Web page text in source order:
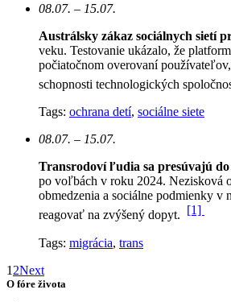
08.07. – 15.07.
Austrálsky zákaz sociálnych sietí
veku. Testovanie ukázalo, že
počiatočnom overovaní
schopnosti technologických
Tags: ochrana detí, sociálne siete
08.07. – 15.07.
Transrodoví ľudia sa presúvajú
po voľbách v roku 2024. Nezisková
obmedzenia a sociálne podmienky v
reagovať na zvýšený dopyt. [1]
Tags: migrácia, trans
1 2Next
O fóre života